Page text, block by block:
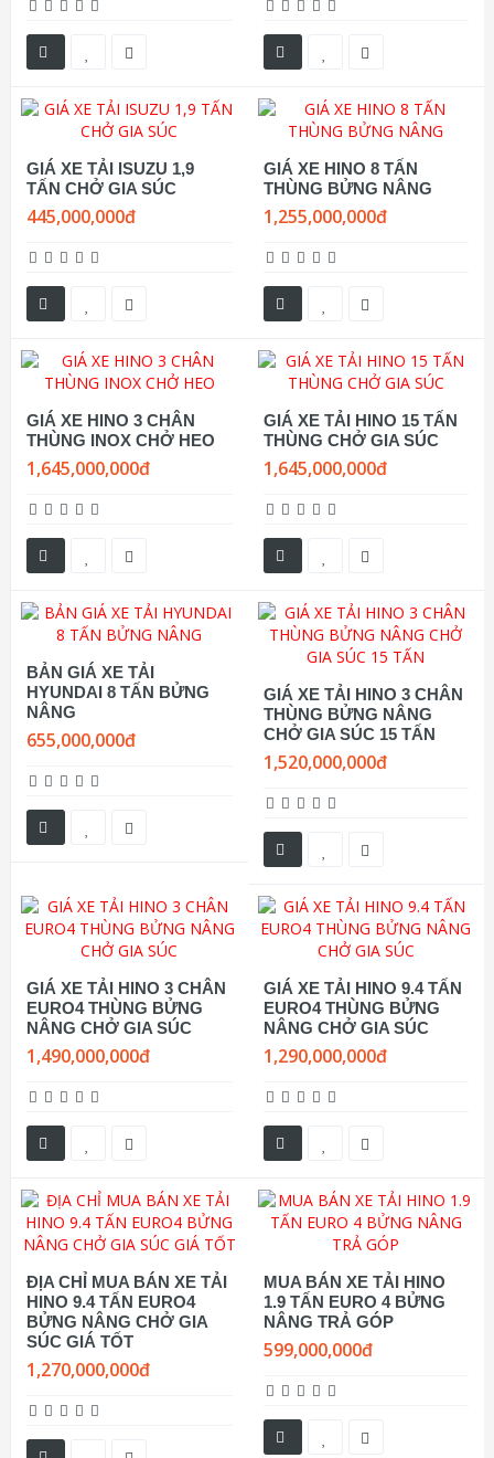
GIÁ XE TẢI ISUZU 1,9
TẤN CHỞ GIA SÚC
445,000,000đ
GIÁ XE HINO 8 TẤN
THÙNG BỬNG NÂNG
1,255,000,000đ
GIÁ XE HINO 3 CHÂN
THÙNG INOX CHỞ HEO
1,645,000,000đ
GIÁ XE TẢI HINO 15 TẤN
THÙNG CHỞ GIA SÚC
1,645,000,000đ
BẢN GIÁ XE TẢI
HYUNDAI 8 TẤN BỬNG
NÂNG
655,000,000đ
GIÁ XE TẢI HINO 3 CHÂN
THÙNG BỬNG NÂNG
CHỞ GIA SÚC 15 TẤN
1,520,000,000đ
GIÁ XE TẢI HINO 3 CHÂN
EURO4 THÙNG BỬNG
NÂNG CHỞ GIA SÚC
1,490,000,000đ
GIÁ XE TẢI HINO 9.4 TẤN
EURO4 THÙNG BỬNG
NÂNG CHỞ GIA SÚC
1,290,000,000đ
ĐỊA CHỈ MUA BÁN XE TẢI
HINO 9.4 TẤN EURO4
BỬNG NÂNG CHỞ GIA
SÚC GIÁ TỐT
1,270,000,000đ
MUA BÁN XE TẢI HINO
1.9 TẤN EURO 4 BỬNG
NÂNG TRẢ GÓP
599,000,000đ